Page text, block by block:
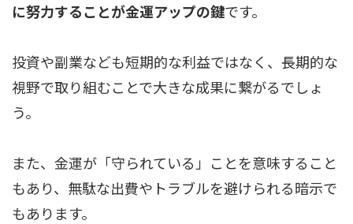
に努力することが金運アップの鍵です。
投資や副業なども短期的な利益ではなく、長期的な
視野で取り組むことで大きな成果に繋がるでしょ
う。
また、金運が「守られている」ことを意味すること
もあり、無駄な出費やトラブルを避けられる暗示で
もあります。